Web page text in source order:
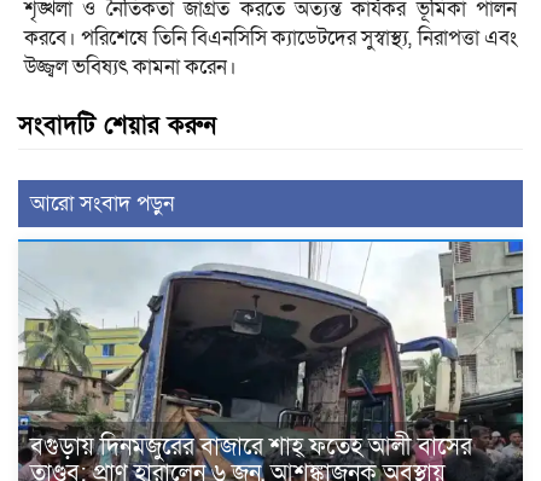
শৃঙ্খলা ও নৈতিকতা জাগ্রত করতে অত্যন্ত কার্যকর ভূমিকা পালন
করবে। পরিশেষে তিনি বিএনসিসি ক্যাডেটদের সুস্বাস্থ্য, নিরাপত্তা এবং
উজ্জ্বল ভবিষ্যৎ কামনা করেন।
সংবাদটি শেয়ার করুন
আরো সংবাদ পড়ুন
বগুড়ায় দিনমজুরের বাজারে শাহ্ ফতেহ আলী বাসের
তাণ্ডব: প্রাণ হারালেন ৬ জন, আশঙ্কাজনক অবস্থায়